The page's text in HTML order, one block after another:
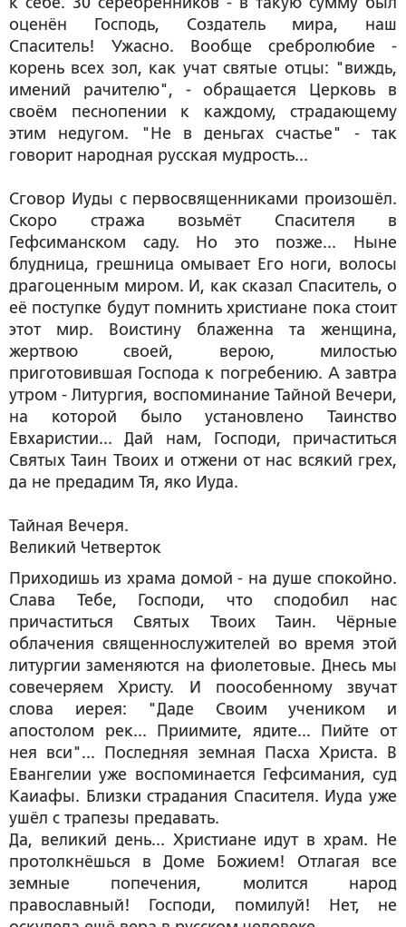
оценён Господь, Создатель мира, наш
Спаситель! Ужасно. Вообще сребролюбие -
корень всех зол, как учат святые отцы: "виждь,
имений рачителю", - обращается Церковь в
своём песнопении к каждому, страдающему
этим недугом. "Не в деньгах счастье" - так
говорит народная русская мудрость...
Сговор Иуды с первосвященниками произошёл.
Скоро стража возьмёт Спасителя в
Гефсиманском саду. Но это позже... Ныне
блудница, грешница омывает Его ноги, волосы
драгоценным миром. И, как сказал Спаситель, о
её поступке будут помнить христиане пока стоит
этот мир. Воистину блаженна та женщина,
жертвою своей, верою, милостью
приготовившая Господа к погребению. А завтра
утром - Литургия, воспоминание Тайной Вечери,
на которой было установлено Таинство
Евхаристии... Дай нам, Господи, причаститься
Святых Таин Твоих и отжени от нас всякий грех,
да не предадим Тя, яко Иуда.
Тайная Вечеря.
Великий Четверток
Приходишь из храма домой - на душе спокойно.
Слава Тебе, Господи, что сподобил нас
причаститься Святых Твоих Таин. Чёрные
облачения священнослужителей во время этой
литургии заменяются на фиолетовые. Днесь мы
совечеряем Христу. И поособенному звучат
слова иерея: "Даде Своим учеником и
апостолом рек... Приимите, ядите... Пийте от
нея вси"... Последняя земная Пасха Христа. В
Евангелии уже воспоминается Гефсимания, суд
Каиафы. Близки страдания Спасителя. Иуда уже
ушёл с трапезы предавать.
Да, великий день... Христиане идут в храм. Не
протолкнёшься в Доме Божием! Отлагая все
земные попечения, молится народ
православный! Господи, помилуй! Нет, не